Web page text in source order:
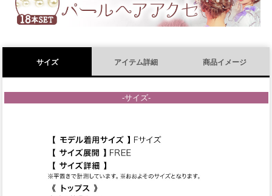
サイズ アイテム詳細 商品イメージ
-サイズ-